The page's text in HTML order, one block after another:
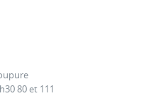
80 et 111